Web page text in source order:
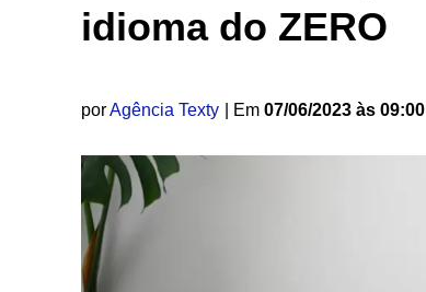
idioma do ZERO
porAgência Texty | Em 07/06/2023 às 09:00